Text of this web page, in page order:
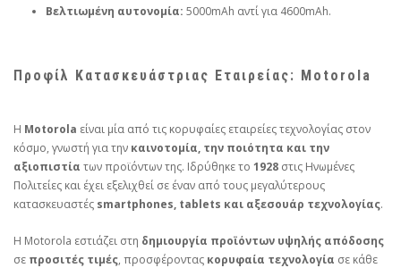
Βελτιωμένη αυτονομία: 5000mAh αντί για 4600mAh.
Προφίλ Κατασκευάστριας Εταιρείας: Motorola
Η Motorola είναι μία από τις κορυφαίες εταιρείες τεχνολογίας στον
κόσμο, γνωστή για την καινοτομία, την ποιότητα και την
αξιοπιστία των προϊόντων της. Ιδρύθηκε το 1928 στις Ηνωμένες
Πολιτείες και έχει εξελιχθεί σε έναν από τους μεγαλύτερους
κατασκευαστές smartphones, tablets και αξεσουάρ τεχνολογίας.
Η Motorola εστιάζει στη δημιουργία προϊόντων υψηλής απόδοσης
σε προσιτές τιμές, προσφέροντας κορυφαία τεχνολογία σε κάθε